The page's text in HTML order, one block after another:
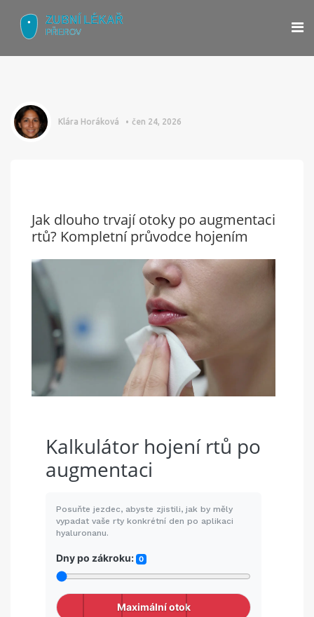
Klára Horáková čen 24, 2026
Jak dlouho trvají otoky po augmentaci
rtů? Kompletní průvodce hojením
Kalkulátor hojení rtů po
augmentaci
Posuňte jezdec, abyste zjistili, jak by měly
vypadat vaše rty konkrétní den po aplikaci
hyaluronanu.
Dny po zákroku: 0
Maximální otok